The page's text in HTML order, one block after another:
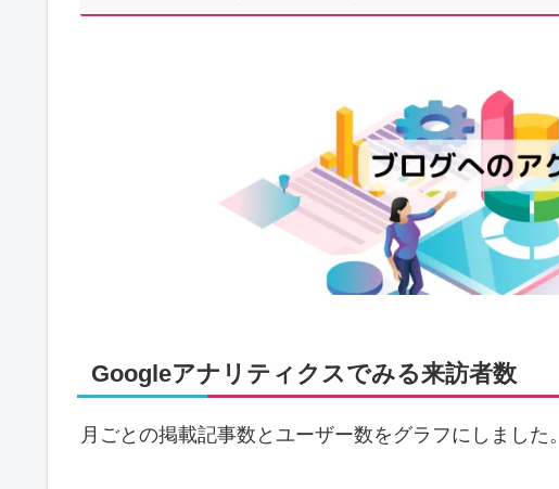
Googleアナリティクスでみる来訪者数
月ごとの掲載記事数とユーザー数をグラフにしました。